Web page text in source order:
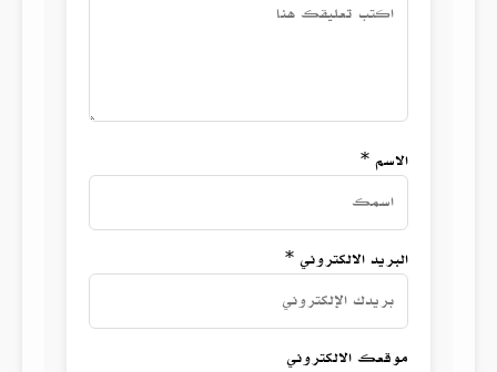
الاسم *
البريد الالكتروني *
موقعك الالكتروني